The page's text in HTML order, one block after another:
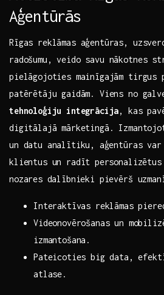
Aģentūrās
Rīgas reklāmas aģentūras,
radošumu, veido savu nākotnes
pielāgojoties mainīgajām tirgus​
patērētāju gaidām. Viens no‌
tehnoloģiju integrācija, kas
digitālajā mārketingā.
un datu analītiku,⁤ aģentūras ‍var​
klientus un radīt⁣ personalizētus
nozares ⁣dalībnieki pievērš
Interaktīvas reklāmas
Videonovērošanas un
izmantošana.
Pateicoties⁢ big data,
atlase.